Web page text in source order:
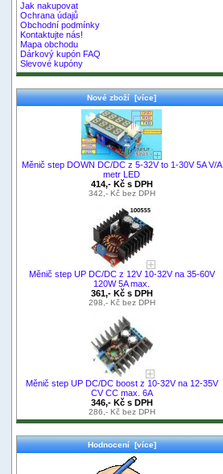
Jak nakupovat
Ochrana údajů
Obchodní podmínky
Kontaktujte nás!
Mapa obchodu
Dárkový kupón FAQ
Slevové kupóny
Nové zboží [více]
Měnič step DOWN DC/DC z 5-32V to 1-30V 5A V/A
metr LED
414,- Kč s DPH
342,- Kč bez DPH
Měnič step UP DC/DC z 12V 10-32V na 35-60V
120W 5A max.
361,- Kč s DPH
298,- Kč bez DPH
Měnič step UP DC/DC boost z 10-32V na 12-35V
CV CC max. 6A
346,- Kč s DPH
286,- Kč bez DPH
Hodnocení [více]